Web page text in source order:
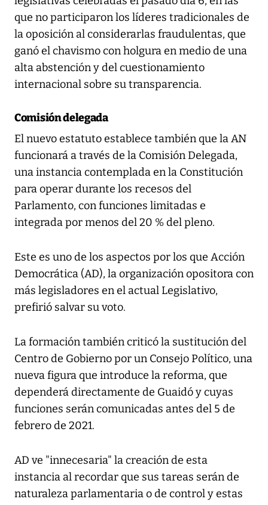
que no participaron los líderes tradicionales de
la oposición al considerarlas fraudulentas, que
ganó el chavismo con holgura en medio de una
alta abstención y del cuestionamiento
internacional sobre su transparencia.
Comisión delegada
El nuevo estatuto establece también que la AN
funcionará a través de la Comisión Delegada,
una instancia contemplada en la Constitución
para operar durante los recesos del
Parlamento, con funciones limitadas e
integrada por menos del 20 % del pleno.
Este es uno de los aspectos por los que Acción
Democrática (AD), la organización opositora con
más legisladores en el actual Legislativo,
prefirió salvar su voto.
La formación también criticó la sustitución del
Centro de Gobierno por un Consejo Político, una
nueva figura que introduce la reforma, que
dependerá directamente de Guaidó y cuyas
funciones serán comunicadas antes del 5 de
febrero de 2021.
AD ve "innecesaria" la creación de esta
instancia al recordar que sus tareas serán de
naturaleza parlamentaria o de control y estas